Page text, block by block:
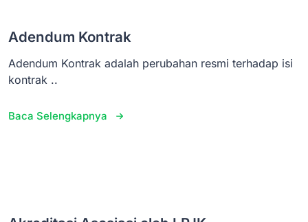
Adendum Kontrak
Adendum Kontrak adalah perubahan resmi terhadap isi
kontrak ..
Baca Selengkapnya